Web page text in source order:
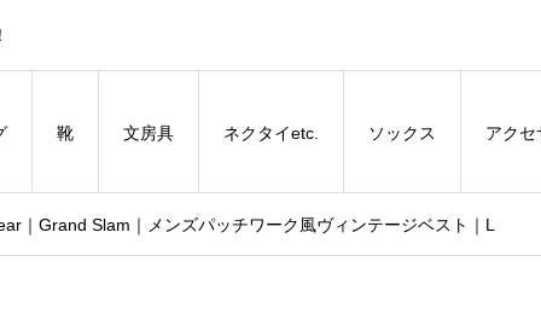
靴 文房具 ネクタイetc. ソックス アクセ
｜Grand Slam｜メンズパッチワーク風ヴィンテージベスト｜L